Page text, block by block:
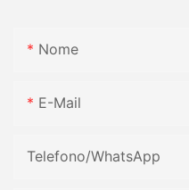
Nome
E-Mail
Telefono/WhatsApp